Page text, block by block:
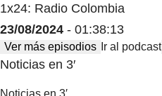
1x24: Radio Colombia
23/08/2024 - 01:38:13
Ver más episodios Ir al podcast
Noticias en 3′
Noticias en 3′